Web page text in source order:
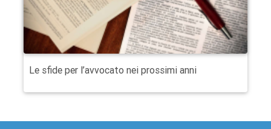
Le sfide per l’avvocato nei prossimi anni